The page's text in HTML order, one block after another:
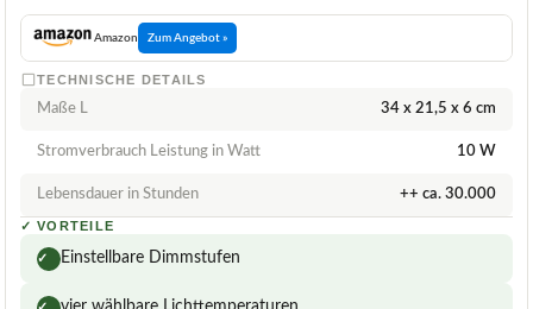
Amazon Zum Angebot »
TECHNISCHE DETAILS
Maße L 34 x 21,5 x 6 cm
Stromverbrauch Leistung in Watt 10 W
Lebensdauer in Stunden ++ ca. 30.000
✓ VORTEILE
✓ Einstellbare Dimmstufen